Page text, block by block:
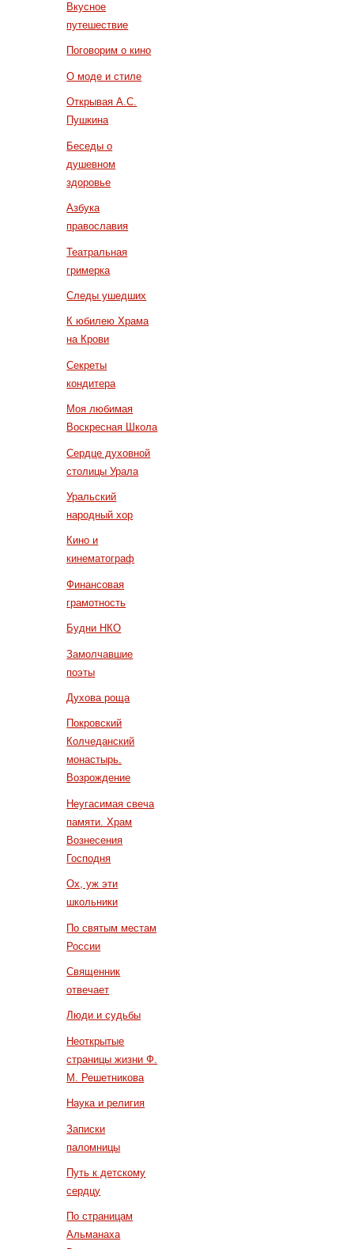
Вкусное
путешествие
Поговорим о кино
О моде и стиле
Открывая А.С.
Пушкина
Беседы о
душевном
здоровье
Азбука
православия
Театральная
гримерка
Следы ушедших
К юбилею Храма
на Крови
Секреты
кондитера
Моя любимая
Воскресная Школа
Сердце духовной
столицы Урала
Уральский
народный хор
Кино и
кинематограф
Финансовая
грамотность
Будни НКО
Замолчавшие
поэты
Духова роща
Покровский
Колчеданский
монастырь.
Возрождение
Неугасимая свеча
памяти. Храм
Вознесения
Господня
Ох, уж эти
школьники
По святым местам
России
Священник
отвечает
Люди и судьбы
Неоткрытые
страницы жизни Ф.
М. Решетникова
Наука и религия
Записки
паломницы
Путь к детскому
сердцу
По страницам
Альманаха